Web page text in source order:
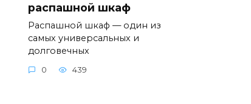
распашной шкаф
Распашной шкаф — один из
самых универсальных и
долговечных
0 439